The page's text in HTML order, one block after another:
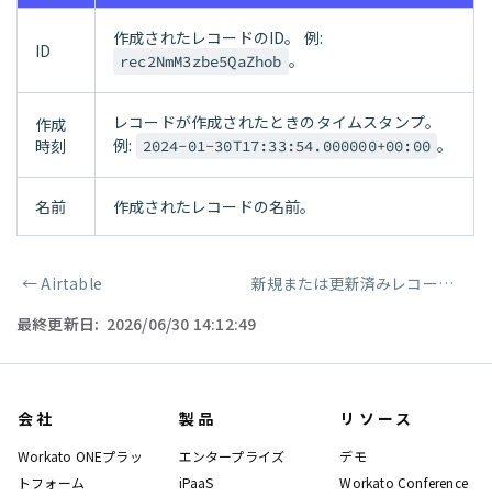
ID
作成されたレコードのID。 例:
rec2NmM3zbe5QaZhob 。
作成
時刻
レコードが作成されたときのタイムスタンプ。
例:
2024-01-30T17:33:54.000000+00:00 。
名前 作成されたレコードの名前。
ページャー
←Airtable 新規または更新済みレコード
最終更新日: 2026/06/30 14:12:49
会社
Workato ONEプラッ
トフォーム
製品
エンタープライズ
iPaaS
リソース
デモ
Workato Conference